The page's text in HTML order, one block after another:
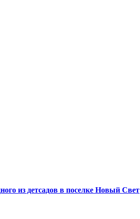
из детсадов в поселке Новый Свет